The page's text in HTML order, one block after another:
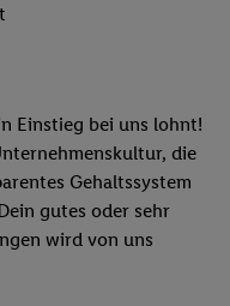
Einstieg bei uns lohnt!
die
Gehaltssystem
gutes oder sehr
wird von uns